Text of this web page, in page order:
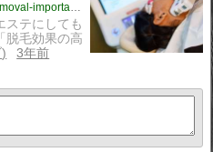
https://nobukoike.com/dailylife/hair-removal-important-points
ステにしても
脱毛効果の高
3年前